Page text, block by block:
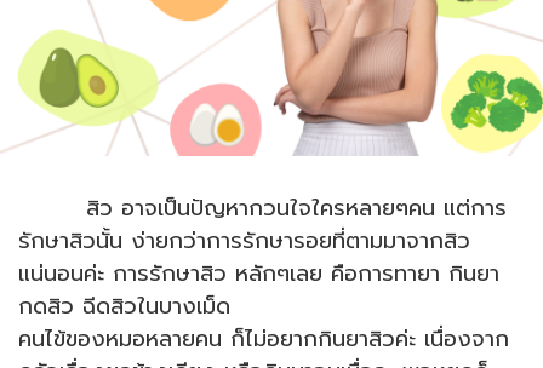
สิว อาจเป็นปัญหากวนใจใครหลายๆคน แต่การ
รักษาสิวนั้น ง่ายกว่าการรักษารอยที่ตามมาจากสิว
แน่นอนค่ะ การรักษาสิว หลักๆเลย คือการทายา กินยา
กดสิว ฉีดสิวในบางเม็ด
คนไข้ของหมอหลายคน ก็ไม่อยากกินยาสิวค่ะ เนื่องจาก